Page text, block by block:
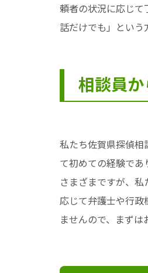
頼者の状況に応じ
話だけでも」という
相談員
私たち佐賀県探偵相
て初めての経験で
さまざまですが、
応じて弁護士や行
ませんので、まず